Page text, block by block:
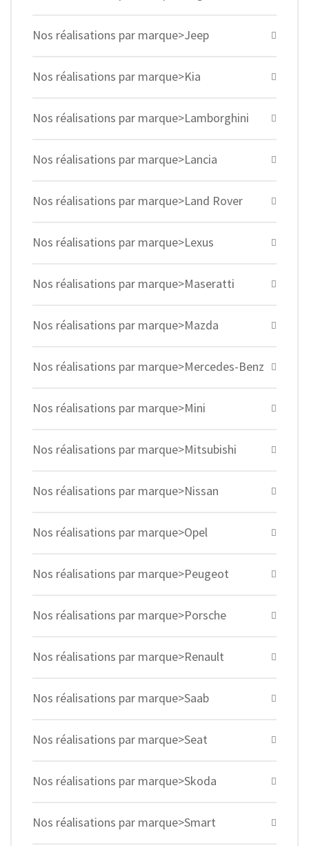
Nos réalisations par marque>Jeep
Nos réalisations par marque>Kia
Nos réalisations par marque>Lamborghini
Nos réalisations par marque>Lancia
Nos réalisations par marque>Land Rover
Nos réalisations par marque>Lexus
Nos réalisations par marque>Maseratti
Nos réalisations par marque>Mazda
Nos réalisations par marque>Mercedes-Benz
Nos réalisations par marque>Mini
Nos réalisations par marque>Mitsubishi
Nos réalisations par marque>Nissan
Nos réalisations par marque>Opel
Nos réalisations par marque>Peugeot
Nos réalisations par marque>Porsche
Nos réalisations par marque>Renault
Nos réalisations par marque>Saab
Nos réalisations par marque>Seat
Nos réalisations par marque>Skoda
Nos réalisations par marque>Smart